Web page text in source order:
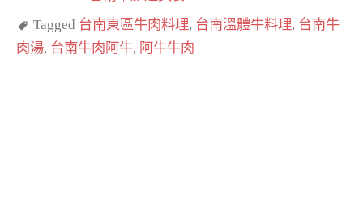
Tagged 台南東區牛肉料理, 台南溫體牛料理, 台南牛
肉湯, 台南牛肉阿牛, 阿牛牛肉